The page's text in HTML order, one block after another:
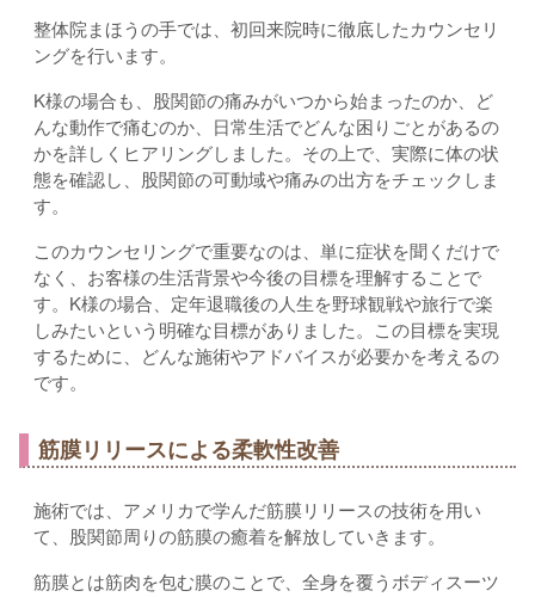
整体院まほうの手では、初回来院時に徹底したカウンセリ
ングを行います。
K様の場合も、股関節の痛みがいつから始まったのか、ど
んな動作で痛むのか、日常生活でどんな困りごとがあるの
かを詳しくヒアリングしました。その上で、実際に体の状
態を確認し、股関節の可動域や痛みの出方をチェックしま
す。
このカウンセリングで重要なのは、単に症状を聞くだけで
なく、お客様の生活背景や今後の目標を理解することで
す。K様の場合、定年退職後の人生を野球観戦や旅行で楽
しみたいという明確な目標がありました。この目標を実現
するために、どんな施術やアドバイスが必要かを考えるの
です。
筋膜リリースによる柔軟性改善
施術では、アメリカで学んだ筋膜リリースの技術を用い
て、股関節周りの筋膜の癒着を解放していきます。
筋膜とは筋肉を包む膜のことで、全身を覆うボディスーツ